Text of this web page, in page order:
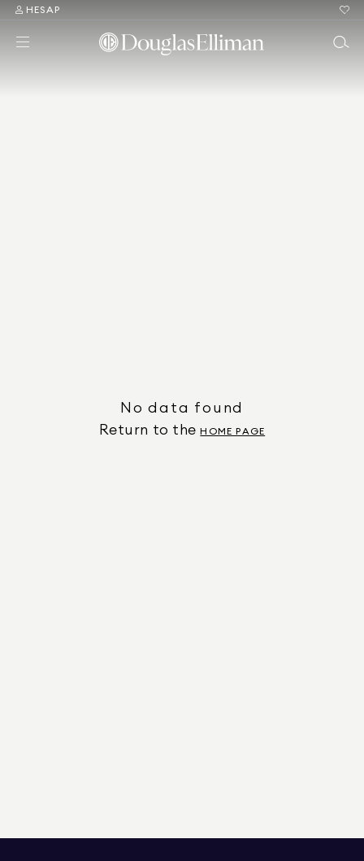
HESAP
No data found
Return to the HOME PAGE